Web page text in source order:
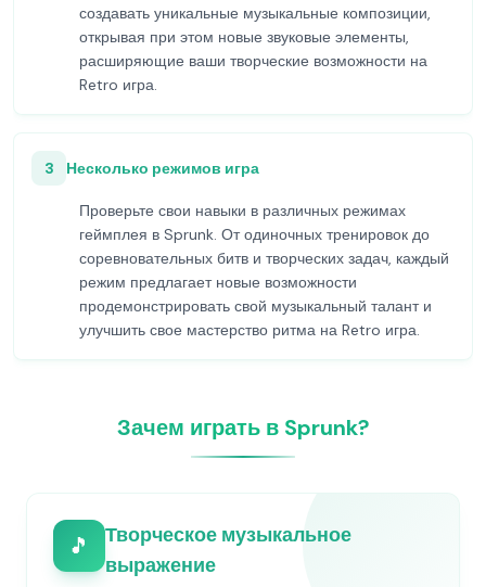
создавать уникальные музыкальные композиции,
открывая при этом новые звуковые элементы,
расширяющие ваши творческие возможности на
Retro игра.
3 Несколько режимов игра
Проверьте свои навыки в различных режимах
геймплея в Sprunk. От одиночных тренировок до
соревновательных битв и творческих задач, каждый
режим предлагает новые возможности
продемонстрировать свой музыкальный талант и
улучшить свое мастерство ритма на Retro игра.
Зачем играть в Sprunk?
🎵
Творческое музыкальное
выражение